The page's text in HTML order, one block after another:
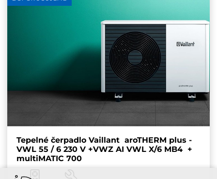
Tepelné čerpadlo Vaillant aroTHERM plus -
VWL 55 / 6 230 V +VWZ AI VWL X/6 MB4 +
multiMATIC 700